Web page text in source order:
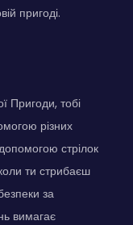
пригоді.
Пригоди, тобі
різних
стрілок
ти стрибаєш
за
вимагає